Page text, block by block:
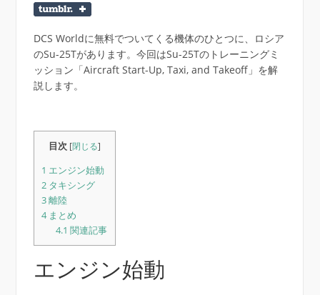
DCS Worldに無料でついてくる機体のひとつに、ロシア
のSu-25Tがあります。今回はSu-25Tのトレーニングミ
ッション「Aircraft Start-Up, Taxi, and Takeoff」を解
説します。
目次 [閉じる]
1 エンジン始動
2タキシング
3離陸
4まとめ
4.1 関連記事
エンジン始動